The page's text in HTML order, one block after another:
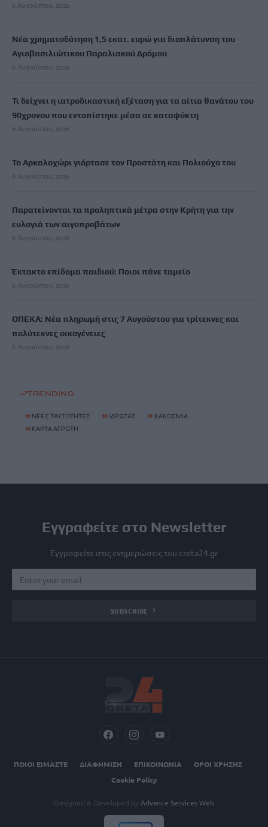
6 Αυγούστου, 2026
Νέα χρηματοδότηση 1,5 εκατ. ευρώ για διαπλάτυνση του
Αγιοβασιλιώτικου Παραλιακού Δρόμου
6 Αυγούστου, 2026
Τι δείχνει η ιατροδικαστική εξέταση για τα αίτια θανάτου του
90χρονου που εντοπίστηκε μέσα σε καταψύκτη
6 Αυγούστου, 2026
Το Αρκαλοχώρι γιόρτασε τον Προστάτη και Πολιούχο του
6 Αυγούστου, 2026
Παρατείνονται τα προληπτικά μέτρα στην Κρήτη για την
ευλογιά των αιγοπροβάτων
6 Αυγούστου, 2026
Έκτακτο επίδομα παιδιού: Ποιοι πάνε ταμείο
6 Αυγούστου, 2026
ΟΠΕΚΑ: Νέα πληρωμή στις 7 Αυγούστου για τρίτεκνες και
πολύτεκνες οικογένειες
6 Αυγούστου, 2026
TRENDING
# ΝΕΕΣ ΤΑΥΤΟΤΗΤΕΣ # ΙΔΡΩΤΑΣ # ΚΑΚΟΣΜΙΑ
# ΚΑΡΤΑ ΑΓΡΟΤΗ
Εγγραφείτε στο Newsletter
Εγγραφείτε στις ενημερώσεις του creta24.gr
SUBSCRIBE
ΠΟΙΟΙ ΕΙΜΑΣΤΕ ΔΙΑΦΗΜΙΣΗ ΕΠΙΚΟΙΝΩΝΙΑ
ΟΡΟΙ ΧΡΗΣΗΣ
Cookie Policy
Designed & Developed by Advance Services Web